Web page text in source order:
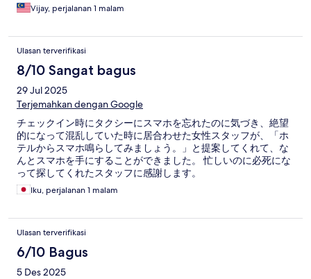
Vijay, perjalanan 1 malam
Ulasan terverifikasi
8/10 Sangat bagus
29 Jul 2025
Terjemahkan dengan Google
チェックイン時にタクシーにスマホを忘れたのに気づき、絶望
的になって混乱していた時に居合わせた女性スタッフが、「ホ
テルからスマホ鳴らしてみましょう。」と提案してくれて、な
んとスマホを手にすることができました。 忙しいのに必死にな
って探してくれたスタッフに感謝します。
Iku, perjalanan 1 malam
Ulasan terverifikasi
6/10 Bagus
5 Des 2025